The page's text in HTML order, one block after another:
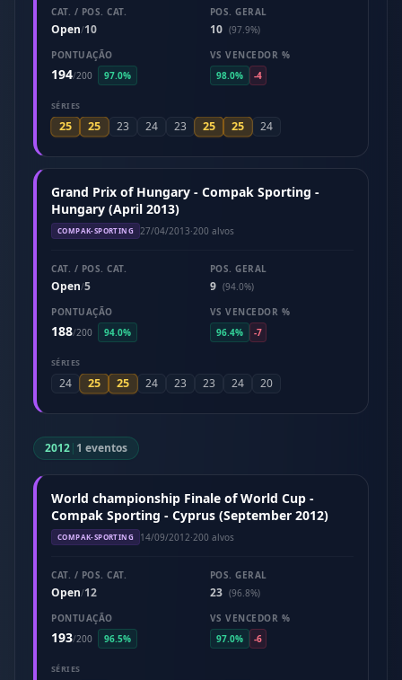
CAT. / POS. CAT.
Open/10
POS. GERAL
10 (97.9%)
PONTUAÇÃO
194/200 97.0%
VS VENCEDOR %
98.0%
-4
SÉRIES
25 25 23 24 23 25 25 24
Grand Prix of Hungary - Compak Sporting -
Hungary (April 2013)
COMPAK-SPORTING 27/04/2013·200 alvos
CAT. / POS. CAT.
Open/5
POS. GERAL
9 (94.0%)
PONTUAÇÃO
188/200 94.0%
VS VENCEDOR %
96.4%
-7
SÉRIES
24 25 25 24 23 23 24 20
2012| 1 eventos
World championship Finale of World Cup -
Compak Sporting - Cyprus (September 2012)
COMPAK-SPORTING 14/09/2012·200 alvos
CAT. / POS. CAT.
Open/12
POS. GERAL
23 (96.8%)
PONTUAÇÃO
193/200 96.5%
VS VENCEDOR %
97.0%
-6
SÉRIES